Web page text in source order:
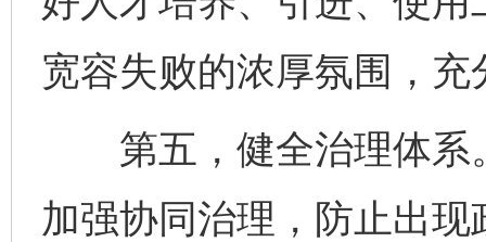
宽容失败的浓厚氛围，
第五，健全治理体系
加强协同治理，防止出